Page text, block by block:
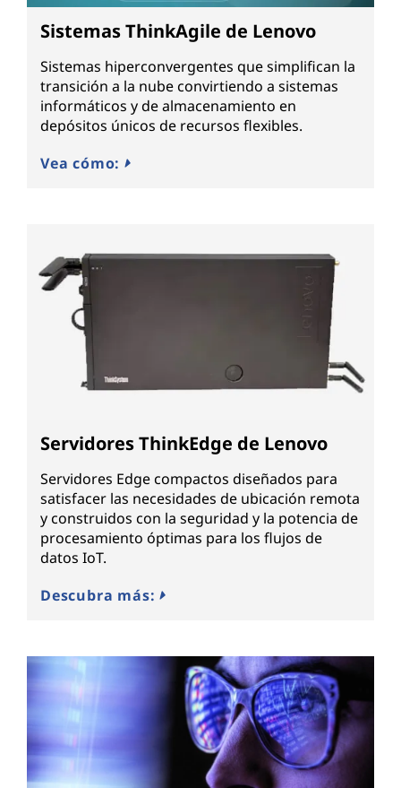
Sistemas ThinkAgile de Lenovo
Sistemas hiperconvergentes que simplifican la
transición a la nube convirtiendo a sistemas
informáticos y de almacenamiento en
depósitos únicos de recursos flexibles.
Vea cómo:
Servidores ThinkEdge de Lenovo
Servidores Edge compactos diseñados para
satisfacer las necesidades de ubicación remota
y construidos con la seguridad y la potencia de
procesamiento óptimas para los flujos de
datos IoT.
Descubra más: